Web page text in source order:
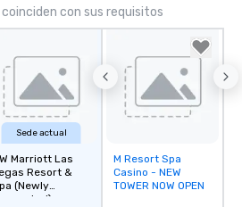
con sus requisitos
Sede actual
Marriott Las
Resort &
(Newly
Removed from
favorites
M Resort Spa
Casino - NEW
TOWER NOW OPEN